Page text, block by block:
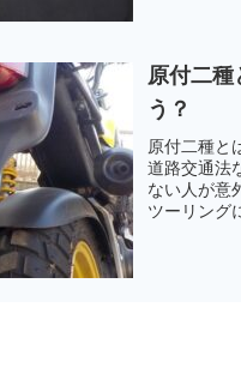
原付二種
う？
原付二種と
道路交通法
ない人が意
ツーリング